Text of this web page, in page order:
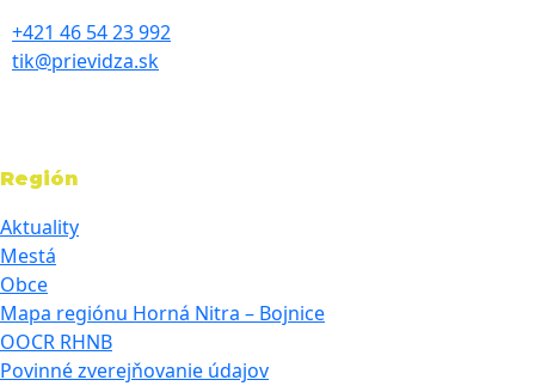
+421 46 54 23 992
tik@prievidza.sk
Región
Aktuality
Mestá
Obce
Mapa regiónu Horná Nitra – Bojnice
OOCR RHNB
Povinné zverejňovanie údajov